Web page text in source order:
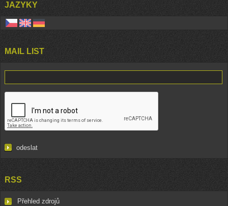
JAZYKY
MAIL LIST
RSS
Přehled zdrojů